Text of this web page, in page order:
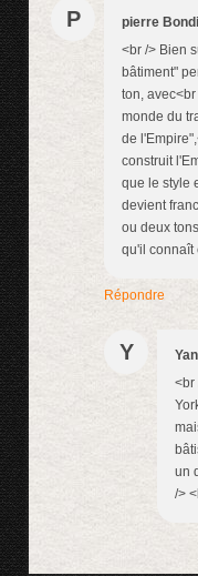
P pierre Bondil
<br /> Bien
bâtiment"
ton,
monde du
de
construit
que le style
devient
ou deux
qu'il connaît
Répondre
Y Yan
<br
un
/>